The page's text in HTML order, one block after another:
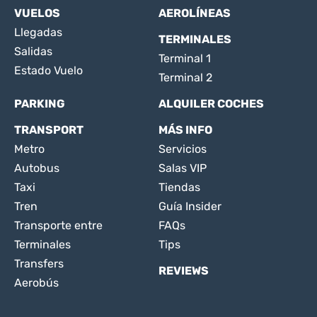
VUELOS
Llegadas
Salidas
Estado Vuelo
AEROLÍNEAS
TERMINALES
Terminal 1
Terminal 2
PARKING
ALQUILER COCHES
TRANSPORT
Metro
Autobus
Taxi
Tren
Transporte entre
Terminales
Transfers
Aerobús
MÁS INFO
Servicios
Salas VIP
Tiendas
Guía Insider
FAQs
Tips
REVIEWS